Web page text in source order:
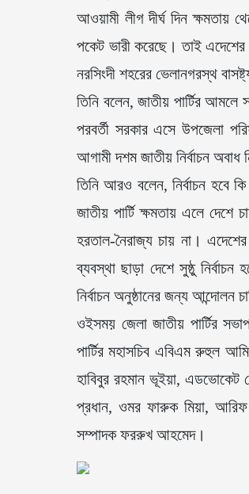
আওয়ামী লীগ দীর্ঘ দিন ক্ষমতায়
পকেট ভারী করেছে। তাই
নরসিংদী শহরের ভেলানগরস্থ
তিনি বলেন, জাতীয় পার্টির
পরবর্তী সরকার এসে উপজেলা
আগামী দশম জাতীয় নির্বাচন
তিনি আরও বলেন, নির্বাচন হবে
জাতীয় পার্টি ক্ষমতায় এলে দেশে
হরতাল-নৈরাজ্য চায় না।
ব্যবস্থা ছাড়া দেশে সুষ্ঠু
নির্বাচন অনুষ্ঠানের জন্য আন্দোলন
ওইসময় জেলা জাতীয় পার্টির
পার্টির মহাসচিব এবিএম রুহুল
হাবিবুর রহমান ভূইয়া, এডভোকেট
প্রধান, ওমর ফারুক মিয়া,
সম্পাদক ফররুখ আহমেদ।